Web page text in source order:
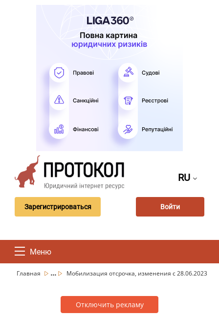
RU
Зарегистрироваться Войти
Меню
Главная ... Мобилизация отсрочка, изменения с 28.06.2023
Отключить рекламу